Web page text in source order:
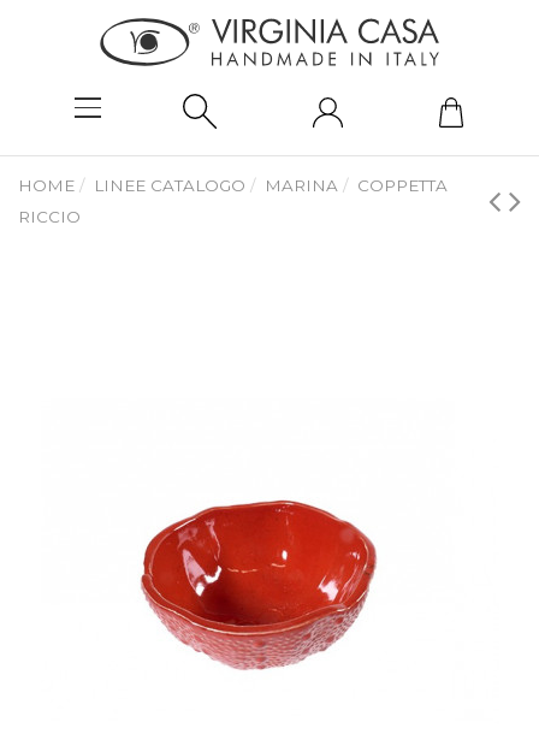
HOME LINEE CATALOGO MARINA
COPPETTA
RICCIO